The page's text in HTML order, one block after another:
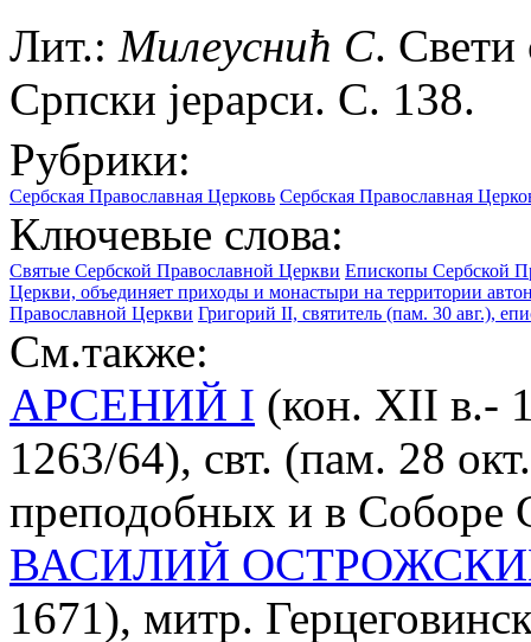
Лит.: Милеуснић С. Свети
Српски jерарси. С. 138.
Рубрики:
Сербская Православная Церковь Сербская Православная
Ключевые слова:
Святые Сербской Православной Церкви Епископы Сербской
Церкви, объединяет приходы и монастыри на территории
Православной Церкви Григорий II, святитель (пам. 30 авг.),
См.также:
АРСЕНИЙ I (кон. XII в.-
1263/64), свт. (пам. 28
преподобных и в Соборе
ВАСИЛИЙ
1671), митр.